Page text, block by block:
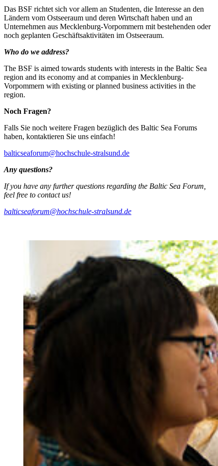
Das BSF richtet sich vor allem an Studenten, die Interesse an den
Ländern vom Ostseeraum und deren Wirtschaft haben und an
Unternehmen aus Mecklenburg-Vorpommern mit bestehenden oder
noch geplanten Geschäftsaktivitäten im Ostseeraum.
Who do we address?
The BSF is aimed towards students with interests in the Baltic Sea
region and its economy and at companies in Mecklenburg-
Vorpommern with existing or planned business activities in the
region.
Noch Fragen?
Falls Sie noch weitere Fragen bezüglich des Baltic Sea Forums
haben, kontaktieren Sie uns einfach!
balticseaforum@hochschule-stralsund.de
Any questions?
If you have any further questions regarding the Baltic Sea Forum,
feel free to contact us!
balticseaforum@hochschule-stralsund.de